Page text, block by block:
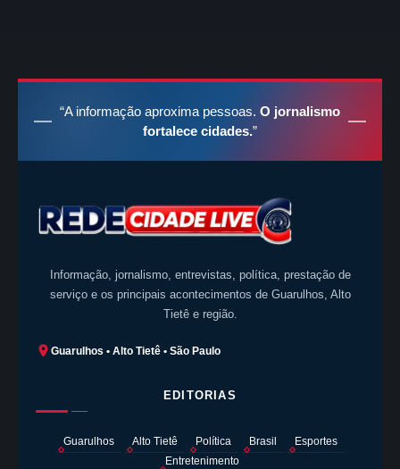
“A informação aproxima pessoas. O jornalismo
fortalece cidades.”
Informação, jornalismo, entrevistas, política, prestação de
serviço e os principais acontecimentos de Guarulhos, Alto
Tietê e região.
Guarulhos • Alto Tietê • São Paulo
EDITORIAS
Guarulhos Alto Tietê Política Brasil
Esportes
Entretenimento